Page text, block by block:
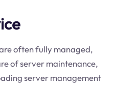
often fully managed,
of server maintenance,
server management